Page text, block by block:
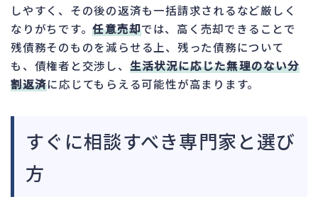
しやすく、その後の返済も一括請求されるなど厳しく
なりがちです。任意売却では、高く売却できることで
残債務そのものを減らせる上、残った債務について
も、債権者と交渉し、 生活状況に応じた無理のない分
割返済に応じてもらえる可能性が高まります。
すぐに相談すべき専門家と選び
方